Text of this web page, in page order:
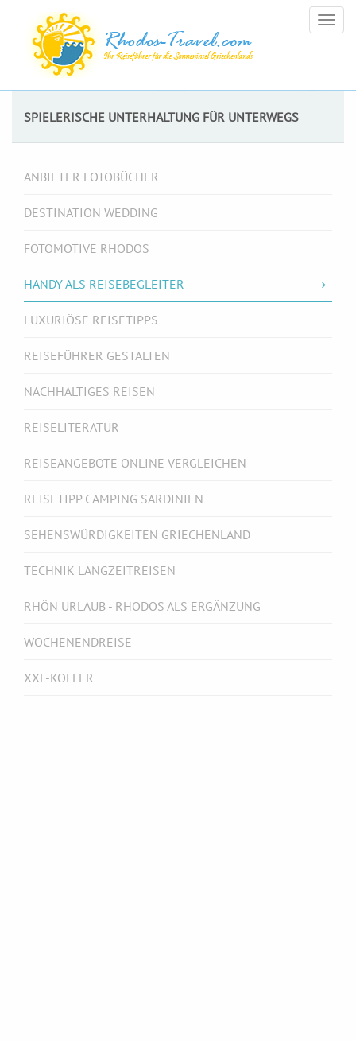
SPIELERISCHE UNTERHALTUNG FÜR UNTERWEGS
ANBIETER FOTOBÜCHER
DESTINATION WEDDING
FOTOMOTIVE RHODOS
HANDY ALS REISEBEGLEITER
LUXURIÖSE REISETIPPS
REISEFÜHRER GESTALTEN
NACHHALTIGES REISEN
REISELITERATUR
REISEANGEBOTE ONLINE VERGLEICHEN
REISETIPP CAMPING SARDINIEN
SEHENSWÜRDIGKEITEN GRIECHENLAND
TECHNIK LANGZEITREISEN
RHÖN URLAUB - RHODOS ALS ERGÄNZUNG
WOCHENENDREISE
XXL-KOFFER